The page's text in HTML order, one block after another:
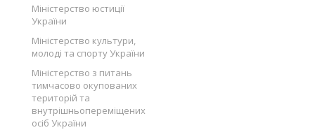
Міністерство юстиції
України
Міністерство культури,
молоді та спорту України
Міністерство з питань
тимчасово окупованих
територій та
внутрішньопереміщених
осіб України